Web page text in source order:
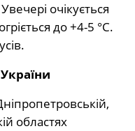
очікується
до +4-5 °С.
областях